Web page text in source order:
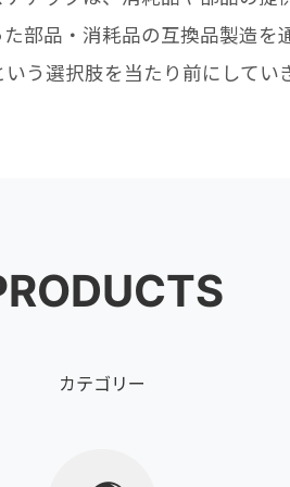
部品・消耗品の互換品製造を
う選択肢を当たり前にしてい
カテゴリー